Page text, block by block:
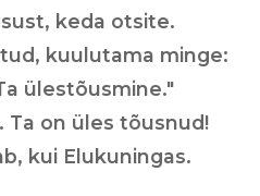
keda otsite.
kuulutama minge:
ülestõusmine."
Ta on üles tõusnud!
kui Elukuningas.